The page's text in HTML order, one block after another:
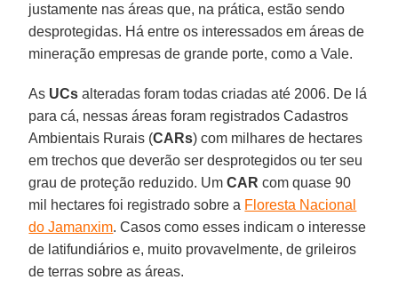
justamente nas áreas que, na prática, estão sendo
desprotegidas. Há entre os interessados em áreas de
mineração empresas de grande porte, como a Vale.
As UCs alteradas foram todas criadas até 2006. De lá
para cá, nessas áreas foram registrados Cadastros
Ambientais Rurais (CARs) com milhares de hectares
em trechos que deverão ser desprotegidos ou ter seu
grau de proteção reduzido. UmCAR com quase 90
mil hectares foi registrado sobre a Floresta Nacional
do Jamanxim. Casos como esses indicam o interesse
de latifundiários e, muito provavelmente, de grileiros
de terras sobre as áreas.